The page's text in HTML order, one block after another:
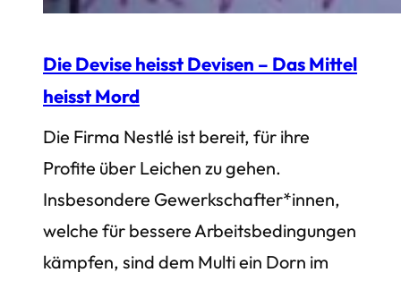
Die Devise heisst Devisen – Das Mittel
heisst Mord
Die Firma Nestlé ist bereit, für ihre
Profite über Leichen zu gehen.
Insbesondere Gewerkschafter*innen,
welche für bessere Arbeitsbedingungen
kämpfen, sind dem Multi ein Dorn im